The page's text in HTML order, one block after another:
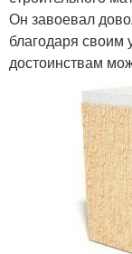
Он завоевал
благодаря своим
достоинствам